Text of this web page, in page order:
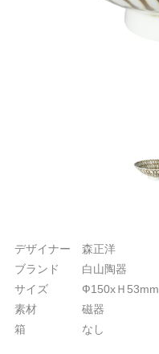
デザイナー 森正洋
ブランド 白山陶器
サイズ Ф150xＨ53mm
素材 磁器
箱 なし